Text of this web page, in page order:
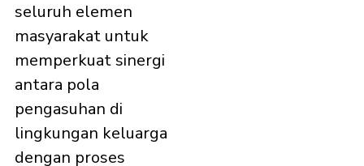
seluruh elemen
masyarakat untuk
memperkuat sinergi
antara pola
pengasuhan di
lingkungan keluarga
dengan proses